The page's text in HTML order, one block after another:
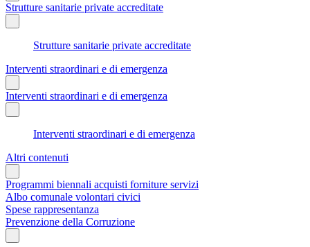
Strutture sanitarie private accreditate
Strutture sanitarie private accreditate
Interventi straordinari e di emergenza
Interventi straordinari e di emergenza
Interventi straordinari e di emergenza
Altri contenuti
Programmi biennali acquisti forniture servizi
Albo comunale volontari civici
Spese rappresentanza
Prevenzione della Corruzione